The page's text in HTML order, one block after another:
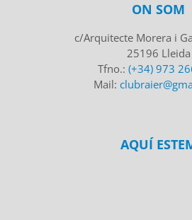
ON SOM
c/Arquitecte Morera i
25196 Lleida
Tfno.: (+34) 973
Mail:
AQUÍ